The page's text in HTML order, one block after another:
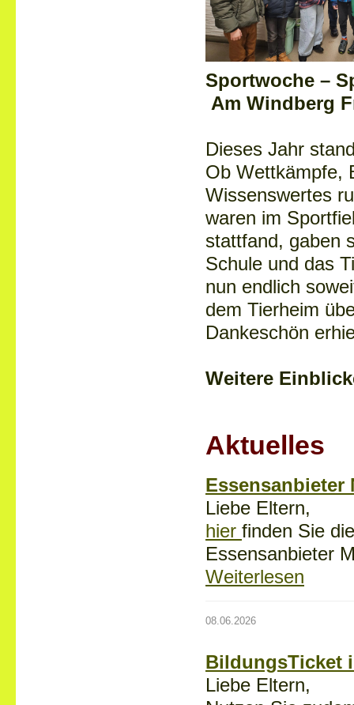
Sportwoche –
Am Windberg
Dieses Jahr
Ob Wettkämpfe,
Wissenswertes
waren im
stattfand, gaben
Schule und das
nun endlich
dem Tierheim
Dankeschön
Weitere
Aktuelles
Essensanbieter
Liebe Eltern,
hier finden Sie
Essensanbieter
Weiterlesen
08.06.2026
BildungsTicket
Liebe Eltern,